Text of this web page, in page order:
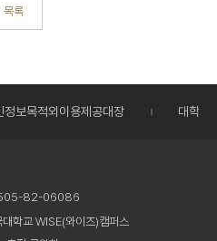
목록
정보목적외이용제공대장 대학정
505-82-06086
학교 WISE(와이즈)캠퍼스